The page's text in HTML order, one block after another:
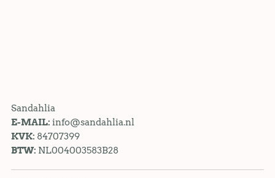
Sandahlia
E-MAIL: info@sandahlia.nl
KVK: 84707399
BTW: NL004003583B28